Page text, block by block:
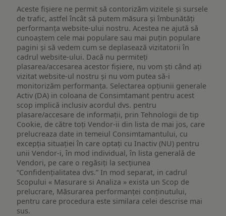
Aceste fișiere ne permit să contorizăm vizitele și sursele
de trafic, astfel încât să putem măsura și îmbunătăți
performanța website-ului nostru. Acestea ne ajută să
cunoaștem cele mai populare sau mai puțin populare
pagini și să vedem cum se deplasează vizitatorii în
cadrul website-ului. Dacă nu permiteți
plasarea/accesarea acestor fișiere, nu vom ști când ați
vizitat website-ul nostru și nu vom putea să-i
monitorizăm performanța. Selectarea opțiunii generale
Activ (DA) in coloana de Consimtamant pentru acest
scop implică inclusiv acordul dvs. pentru
plasare/accesare de informații, prin Tehnologii de tip
Cookie, de către toți Vendor-ii din lista de mai jos, care
prelucreaza date in temeiul Consimtamantului, cu
excepția situației în care optați cu Inactiv (NU) pentru
unii Vendor-i, în mod individual, în lista generală de
Vendori, pe care o regăsiți la secțiunea
“Confidențialitatea dvs.” In mod separat, in cadrul
Scopului « Masurare si Analiza » exista un Scop de
prelucrare, Măsurarea performanței conținutului,
pentru care procedura este similara celei descrise mai
sus.